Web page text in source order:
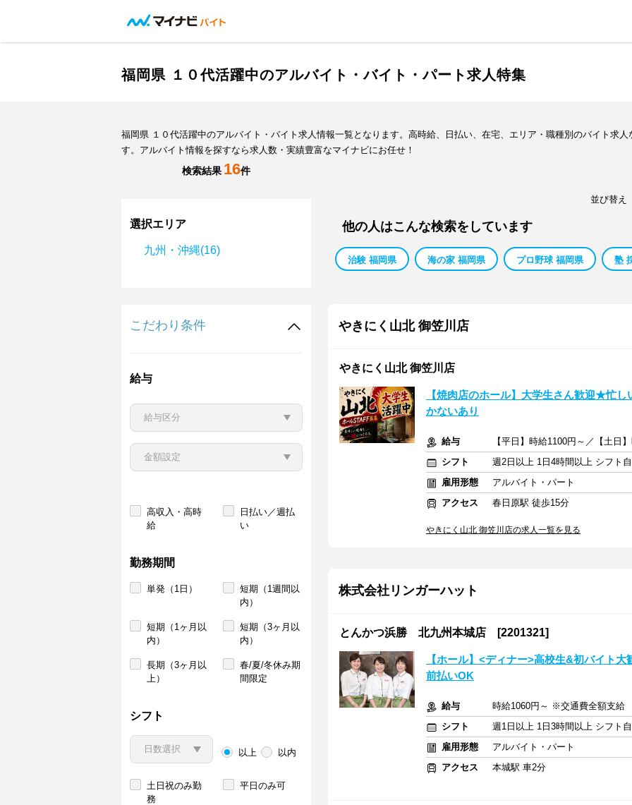
福岡県 １０代活躍中のアルバイト・バイト・パート求人特集
福岡県 １０代活躍中のアルバイト・バイト求人情報一覧となります。高時給、日払い、在宅、エリア・職種別のバイト求
す。アルバイト情報を探すなら求人数・実績豊富なマイナビにお任せ！
検索結果 16件
選択エリア
九州・沖縄(16)
こだわり条件
給与
高収入・高時
給
日払い／週払
い
勤務期間
単発（1日）
短期（1週間以
内）
短期（1ヶ月以
内）
短期（3ヶ月以
内）
長期（3ヶ月以
上）
春/夏/冬休み期
間限定
シフト
以上 以内
土日祝のみ勤
務
平日のみ可
並び替え
他の人はこんな検索をしています
治験 福岡県 海の家 福岡県 プロ野球 福岡県 塾
やきにく山北 御笠川店
やきにく山北 御笠川店
【焼肉店のホール】大学生さん歓迎★忙
かないあり
給与
【平日】時給1100円～／【土日
シフト
週2日以上 1日4時間以上 シフト
雇用形態
アルバイト・パート
アクセス
春日原駅 徒歩15分
やきにく山北 御笠川店の求人一覧を見る
株式会社リンガーハット
とんかつ浜勝 北九州本城店 [2201321]
【ホール】<ディナー>高校生&初バイト
前払いOK
給与
時給1060円～ ※交通費全額支給
シフト
週1日以上 1日3時間以上 シフト
雇用形態
アルバイト・パート
アクセス
本城駅 車2分